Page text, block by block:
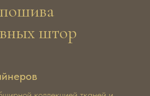
штор